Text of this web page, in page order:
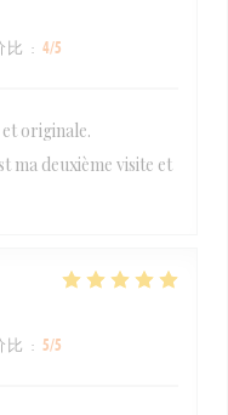
比 : 4/5
originale.
ma deuxième visite et
比 : 5/5